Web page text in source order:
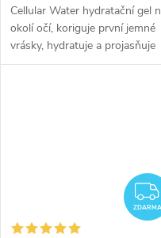
Cellular Water hydratační gel
okolí očí, koriguje první jemné
vrásky, hydratuje a projasňuje
oční okolí.
ZDARMA